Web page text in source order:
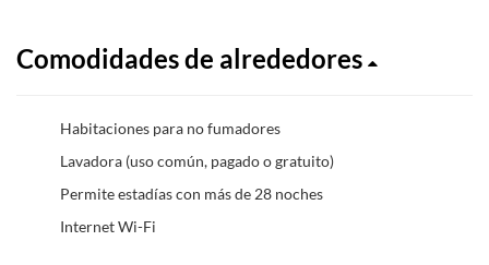
Comodidades de alrededores
Habitaciones para no fumadores
Lavadora (uso común, pagado o gratuito)
Permite estadías con más de 28 noches
Internet Wi-Fi